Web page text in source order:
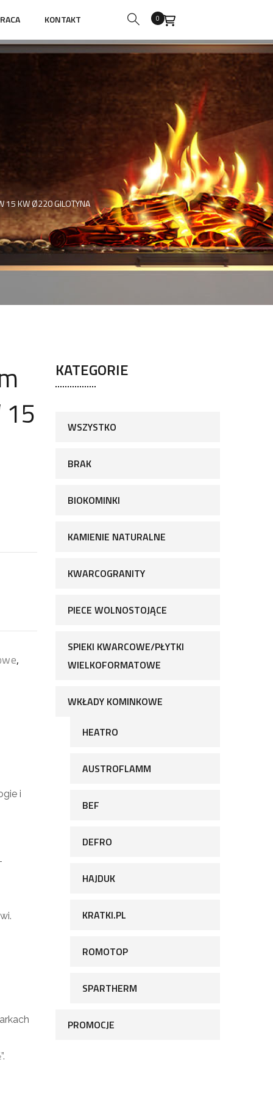
KONTAKT 0
15 KW Ø220 GILOTYNA
,
i
KATEGORIE
WSZYSTKO
BRAK
BIOKOMINKI
KAMIENIE NATURALNE
KWARCOGRANITY
PIECE WOLNOSTOJĄCE
SPIEKI KWARCOWE/PŁYTKI
WIELKOFORMATOWE
WKŁADY KOMINKOWE
HEATRO
AUSTROFLAMM
BEF
DEFRO
HAJDUK
KRATKI.PL
ROMOTOP
SPARTHERM
PROMOCJE